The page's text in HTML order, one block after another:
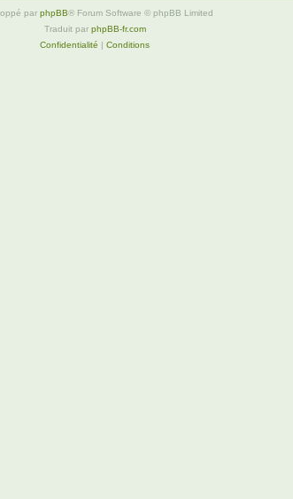
par phpBB® Forum Software © phpBB Limited
Traduit par phpBB-fr.com
Confidentialité | Conditions